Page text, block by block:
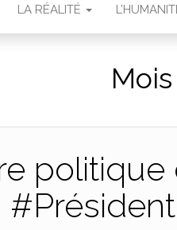
LA RÉALITÉ
Mois
politique